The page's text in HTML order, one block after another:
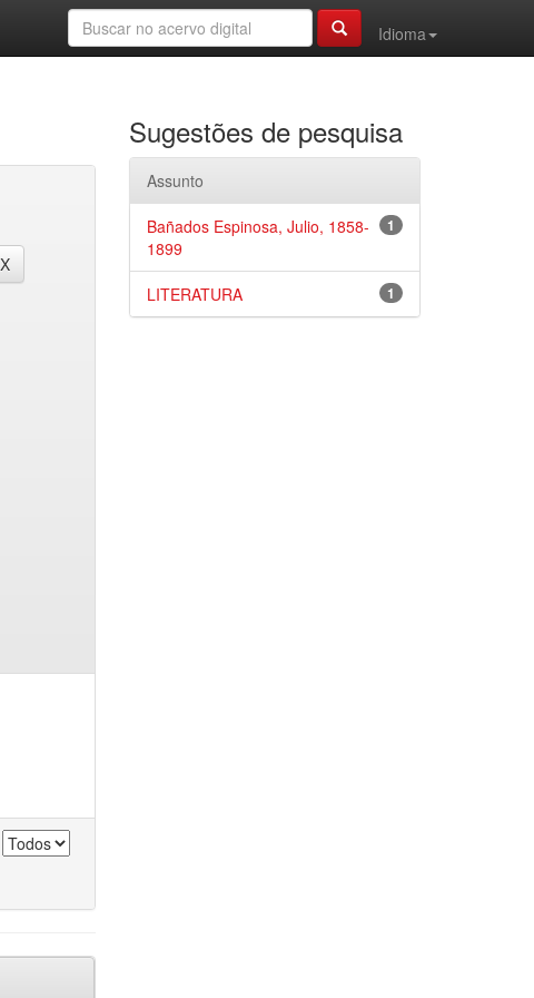
Idioma
Sugestões de pesquisa
Assunto
1
Bañados Espinosa, Julio, 1858-
1899
1
LITERATURA